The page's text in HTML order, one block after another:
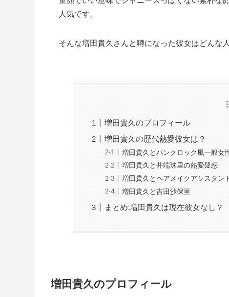
人気です。
そんな増田貴久さんと噂になった彼女はどんな
増田貴久のプロフィール
増田貴久の歴代熱愛彼女は？
増田貴久とパンクロック風一般女
増田貴久と井端珠里の熱愛疑惑
増田貴久とヘアメイクアシスタン
増田貴久と吉田沙保里
まとめ:増田貴久は現在彼女なし？
増田貴久のプロフィール